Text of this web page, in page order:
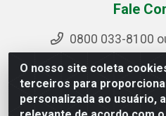
O nosso site coleta
terceiros para
personalizada ao usuário,
Fale
0800 033-8100
Acompanhe